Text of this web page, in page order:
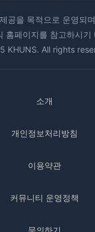
공을 목적으로 운영되
홈페이지를 참고하시기
KHUNS. All rights
소개
개인정보처리방침
이용약관
커뮤니티 운영정책
문의하기